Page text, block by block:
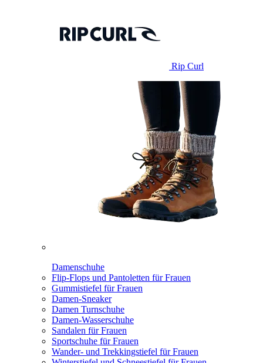
Rip Curl
Damenschuhe
Flip-Flops und Pantoletten für Frauen
Gummistiefel für Frauen
Damen-Sneaker
Damen Turnschuhe
Damen-Wasserschuhe
Sandalen für Frauen
Sportschuhe für Frauen
Wander- und Trekkingstiefel für Frauen